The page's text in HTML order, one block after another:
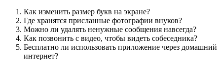
Как изменить размер букв на экране?
Где хранятся присланные фотографии внуков?
Можно ли удалять ненужные сообщения навсегда?
Как позвонить с видео, чтобы видеть собеседника?
Бесплатно ли использовать приложение через домашний
интернет?